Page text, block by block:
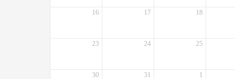
16 17 18
23 24 25
30 31 1